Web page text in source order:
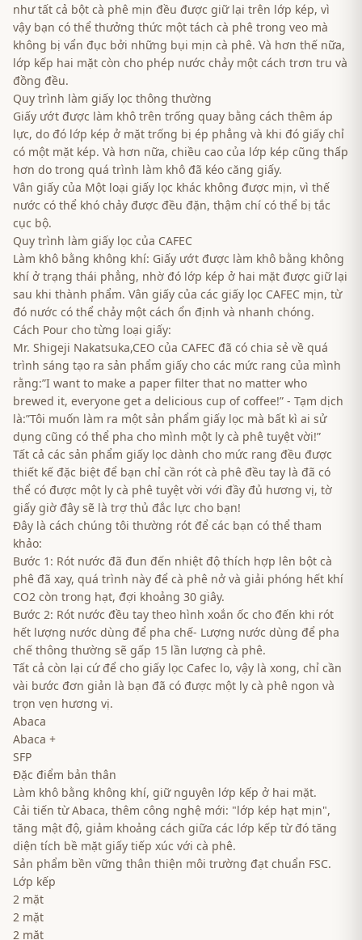
như tất cả bột cà phê mịn đều được giữ lại trên lớp kép, vì
vậy bạn có thể thưởng thức một tách cà phê trong veo mà
không bị vẩn đục bởi những bụi mịn cà phê. Và hơn thế nữa,
lớp kếp hai mặt còn cho phép nước chảy một cách trơn tru và
đồng đều.
Quy trình làm giấy lọc thông thường
Giấy ướt được làm khô trên trống quay bằng cách thêm áp
lực, do đó lớp kép ở mặt trống bị ép phẳng và khi đó giấy chỉ
có một mặt kép. Và hơn nữa, chiều cao của lớp kép cũng thấp
hơn do trong quá trình làm khô đã kéo căng giấy.
Vân giấy của Một loại giấy lọc khác không được mịn, vì thế
nước có thể khó chảy được đều đặn, thậm chí có thể bị tắc
cục bộ.
Quy trình làm giấy lọc của CAFEC
Làm khô bằng không khí: Giấy ướt được làm khô bằng không
khí ở trạng thái phẳng, nhờ đó lớp kép ở hai mặt được giữ lại
sau khi thành phẩm. Vân giấy của các giấy lọc CAFEC mịn, từ
đó nước có thể chảy một cách ổn định và nhanh chóng.
Cách Pour cho từng loại giấy:
Mr. Shigeji Nakatsuka,CEO của CAFEC đã có chia sẻ về quá
trình sáng tạo ra sản phẩm giấy cho các mức rang của mình
rằng:”I want to make a paper filter that no matter who
brewed it, everyone get a delicious cup of coffee!” - Tạm dịch
là:”Tôi muốn làm ra một sản phẩm giấy lọc mà bất kì ai sử
dụng cũng có thể pha cho mình một ly cà phê tuyệt vời!”
Tất cả các sản phẩm giấy lọc dành cho mức rang đều được
thiết kế đặc biệt để bạn chỉ cần rót cà phê đều tay là đã có
thể có được một ly cà phê tuyệt vời với đầy đủ hương vị, tờ
giấy giờ đây sẽ là trợ thủ đắc lực cho bạn!
Đây là cách chúng tôi thường rót để các bạn có thể tham
khảo:
Bước 1: Rót nước đã đun đến nhiệt độ thích hợp lên bột cà
phê đã xay, quá trình này để cà phê nở và giải phóng hết khí
CO2 còn trong hạt, đợi khoảng 30 giây.
Bước 2: Rót nước đều tay theo hình xoắn ốc cho đến khi rót
hết lượng nước dùng để pha chế- Lượng nước dùng để pha
chế thông thường sẽ gấp 15 lần lượng cà phê.
Tất cả còn lại cứ để cho giấy lọc Cafec lo, vậy là xong, chỉ cần
vài bước đơn giản là bạn đã có được một ly cà phê ngon và
trọn vẹn hương vị.
Abaca
Abaca +
SFP
Đặc điểm bản thân
Làm khô bằng không khí, giữ nguyên lớp kếp ở hai mặt.
Cải tiến từ Abaca, thêm công nghệ mới: "lớp kép hạt mịn",
tăng mật độ, giảm khoảng cách giữa các lớp kếp từ đó tăng
diện tích bề mặt giấy tiếp xúc với cà phê.
Sản phẩm bền vững thân thiện môi trường đạt chuẩn FSC.
Lớp kếp
2 mặt
2 mặt
2 mặt